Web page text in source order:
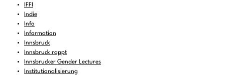
IFFI
Indie
Info
Information
Innsbruck
Innsbruck rappt
Innsbrucker Gender Lectures
Institutionalisierung